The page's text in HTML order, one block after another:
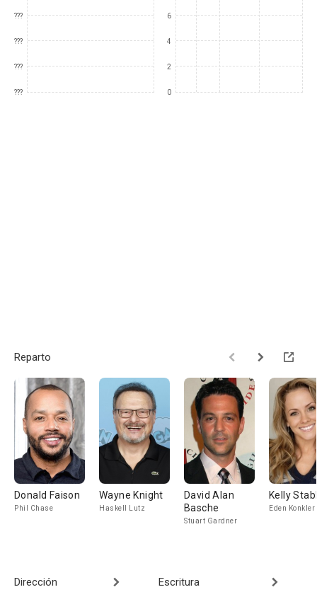
???
???
???
???
6
4
2
0
Reparto
Donald Faison
Phil Chase
Wayne Knight
Haskell Lutz
David Alan
Basche
Stuart Gardner
Kelly
Eden Konkler
Dirección Escritura